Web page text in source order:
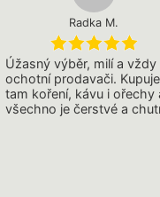
Radka M.
Úžasný výběr, milí a vždy
ochotní prodavači.
tam koření, kávu i ořechy
všechno je čerstvé a